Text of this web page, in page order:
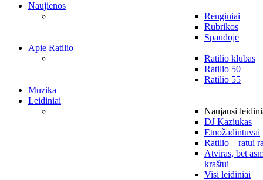
Naujienos
Renginiai
Rubrikos
Spaudoje
Apie Ratilio
Ratilio klubas
Ratilio 50
Ratilio 55
Muzika
Leidiniai
Naujausi
DJ Kaziukas
Etnožadintuvai
Ratilio – ratui
Atviras, bet
kraštui
Visi leidiniai